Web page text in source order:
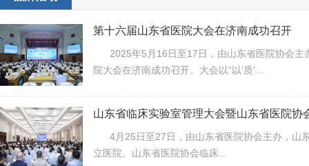
第十六届山东省医院大会在济南成功召开
2025年5月16日至17日，由山东省医院协会主
院大会在济南成功召开。大会以“以‘质’...
4月25日至27日，由山东省医院协会主办，山
立医院、山东省医院协会临床...